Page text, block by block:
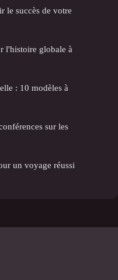
le succès de votre
l'histoire globale à
: 10 modèles à
sur les
un voyage réussi